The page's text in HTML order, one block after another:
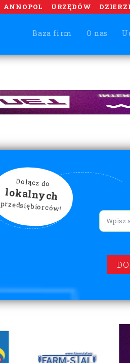
ANNOPOL URZĘDÓW
Baza firm O nas
Dołącz do
lokalnych
przedsiębiorców!
Lorem